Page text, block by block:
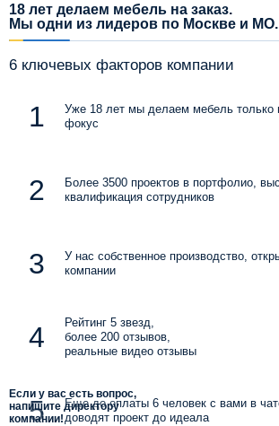
18 лет делаем мебель на заказ.
Мы одни из лидеров по Москве и МО.
6 ключевых факторов компании
Уже 18 лет мы делаем мебель только
фокус
Более 3500 проектов в портфолио,
квалификация сотрудников
У нас собственное производство,
компании
Рейтинг 5 звезд,
более 200 отзывов,
реальные видео отзывы
Еще до оплаты 6 человек с вами в
доводят проект до идеала
Если у вас есть вопрос,
напишите директору
компании!